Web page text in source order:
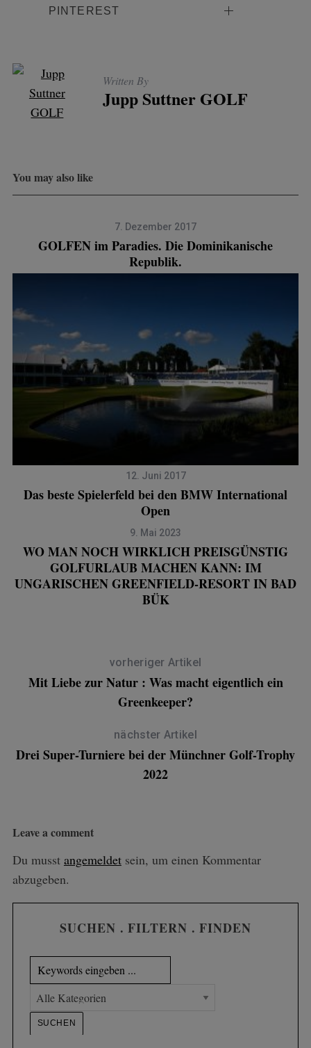
PINTEREST
Written By
Jupp Suttner GOLF
You may also like
7. Dezember 2017
GOLFEN im Paradies. Die Dominikanische
Republik.
12. Juni 2017
Das beste Spielerfeld bei den BMW International
Open
9. Mai 2023
WO MAN NOCH WIRKLICH PREISGÜNSTIG
GOLFURLAUB MACHEN KANN: IM
UNGARISCHEN GREENFIELD-RESORT IN BAD
BÜK
vorheriger Artikel
Mit Liebe zur Natur : Was macht eigentlich ein
Greenkeeper?
nächster Artikel
Drei Super-Turniere bei der Münchner Golf-Trophy
2022
Leave a comment
Du musst angemeldetsein, um einen Kommentar
abzugeben.
SUCHEN . FILTERN . FINDEN